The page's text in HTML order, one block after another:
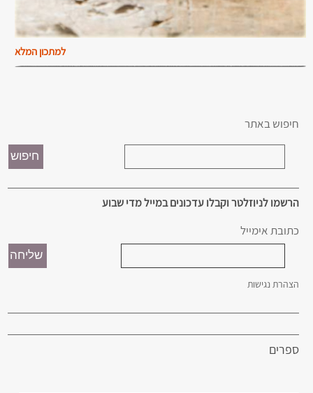
למתכון המלא
חיפוש באתר
הרשמו לניוזלטר וקבלו עדכונים במייל מדי שבוע
כתובת אימייל
הצהרת נגישות
ספרים